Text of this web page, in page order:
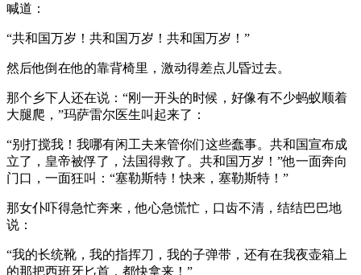
喊道：
“共和国万岁！共和国万岁！共和国万岁！”
然后他倒在他的靠背椅里，激动得差点儿昏过去。
那个乡下人还在说：“刚一开头的时候，好像有不少蚂蚁顺着
大腿爬，”玛萨雷尔医生叫起来了：
“别打搅我！我哪有闲工夫来管你们这些蠢事。共和国宣布成
立了，皇帝被俘了，法国得救了。共和国万岁！”他一面奔向
门口，一面狂叫：“塞勒斯特！快来，塞勒斯特！”
那女仆吓得急忙奔来，他心急慌忙，口齿不清，结结巴巴地
说：
“我的长统靴，我的指挥刀，我的子弹带，还有在我夜壶箱上
的那把西班牙匕首，都快拿来！”